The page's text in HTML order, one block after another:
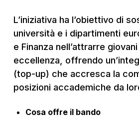
L’iniziativa ha l’obiettivo di
università e i dipartimenti
e Finanza nell’attrarre
eccellenza, offrendo
(top-up) che accresca la
posizioni accademiche da
Cosa offre il bando